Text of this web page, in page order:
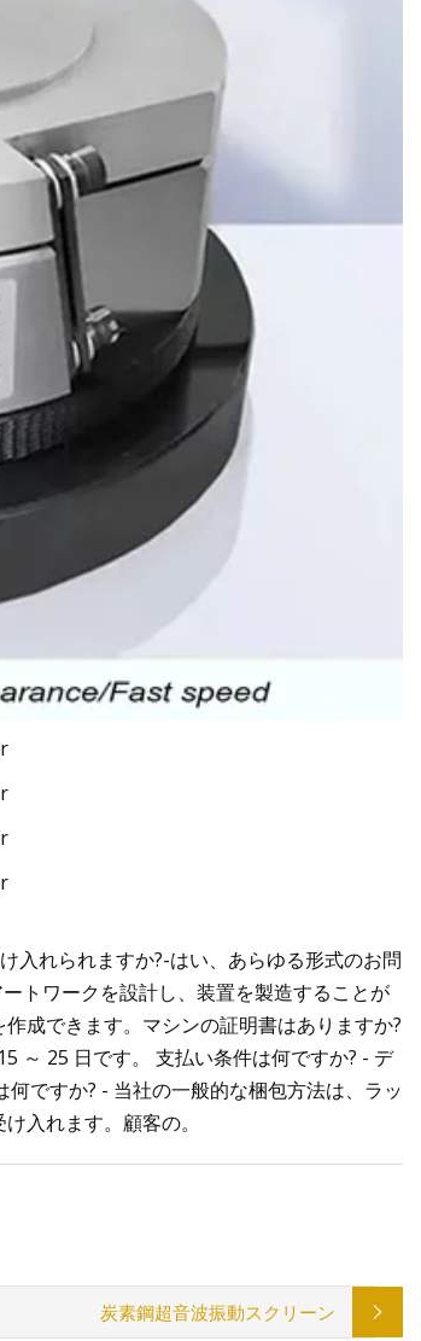
入れられますか?-はい、あらゆる形式のお問
トワークを設計し、装置を製造することが
成できます。マシンの証明書はありますか?
～ 25 日です。 支払い条件は何ですか? - デ
ですか? - 当社の一般的な梱包方法は、ラッ
入れます。顧客の。
炭素鋼超音波振動スクリーン